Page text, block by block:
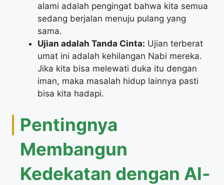
alami adalah pengingat bahwa kita semua
sedang berjalan menuju pulang yang
sama.
Ujian adalah Tanda Cinta: Ujian terberat
umat ini adalah kehilangan Nabi mereka.
Jika kita bisa melewati duka itu dengan
iman, maka masalah hidup lainnya pasti
bisa kita hadapi.
​Pentingnya
Membangun
Kedekatan dengan Al-